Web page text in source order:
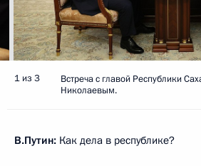
1 из 3
Встреча с главой Республики
Николаевым.
В.Путин: Как дела в республике?